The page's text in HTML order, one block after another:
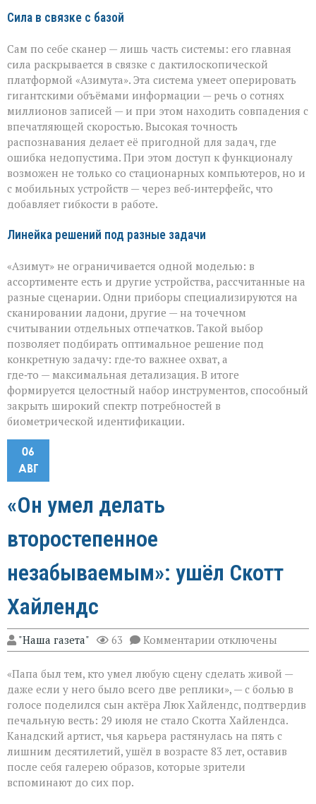
Сила в связке с базой
Сам по себе сканер — лишь часть системы: его главная
сила раскрывается в связке с дактилоскопической
платформой «Азимута». Эта система умеет оперировать
гигантскими объёмами информации — речь о сотнях
миллионов записей — и при этом находить совпадения с
впечатляющей скоростью. Высокая точность
распознавания делает её пригодной для задач, где
ошибка недопустима. При этом доступ к функционалу
возможен не только со стационарных компьютеров, но и
с мобильных устройств — через веб‑интерфейс, что
добавляет гибкости в работе.
Линейка решений под разные задачи
«Азимут» не ограничивается одной моделью: в
ассортименте есть и другие устройства, рассчитанные на
разные сценарии. Одни приборы специализируются на
сканировании ладони, другие — на точечном
считывании отдельных отпечатков. Такой выбор
позволяет подбирать оптимальное решение под
конкретную задачу: где‑то важнее охват, а
где‑то — максимальная детализация. В итоге
формируется целостный набор инструментов, способный
закрыть широкий спектр потребностей в
биометрической идентификации.
06
АВГ
«Он умел делать
второстепенное
незабываемым»: ушёл Скотт
Хайлендс
"Наша газета" 63 Комментарии к
записи
умел
делать
второстепенное
незабываемым»:
ушёл
Скотт
Хайлендс
отключены
«Папа был тем, кто умел любую сцену сделать живой —
даже если у него было всего две реплики», — с болью в
голосе поделился сын актёра Люк Хайлендс, подтвердив
печальную весть: 29 июля не стало Скотта Хайлендса.
Канадский артист, чья карьера растянулась на пять с
лишним десятилетий, ушёл в возрасте 83 лет, оставив
после себя галерею образов, которые зрители
вспоминают до сих пор.